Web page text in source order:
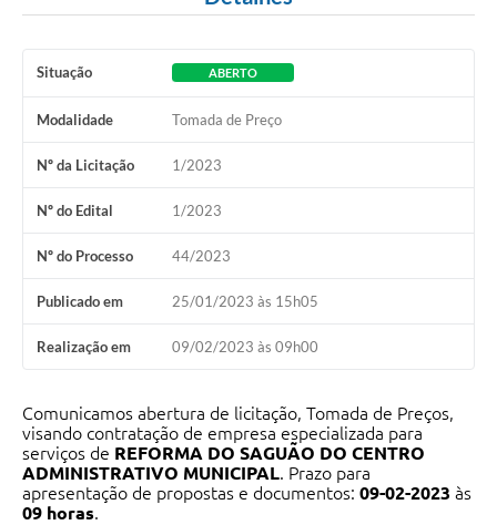
Contato
Ramais
Relação de Medicamentos
Carta de Serviços
Relatório Ouvidoria 2021
Relatório Ouvidoria 2022
Relatório Ouvidoria 2024
Negócios
Situação ABERTO
Modalidade Tomada de Preço
Nº da Licitação 1/2023
Nº do Edital 1/2023
Nº do Processo 44/2023
Publicado em 25/01/2023 às 15h05
Realização em 09/02/2023 às 09h00
Comunicamos abertura de licitação, Tomada de Preços,
visando contratação de empresa especializada para
serviços de REFORMA DO SAGUÃO DO CENTRO
ADMINISTRATIVO MUNICIPAL. Prazo para
apresentação de propostas e documentos: 09-02-2023 às
09 horas.